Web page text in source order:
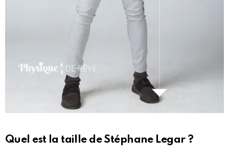
Quel est la taille deStéphane Legar?